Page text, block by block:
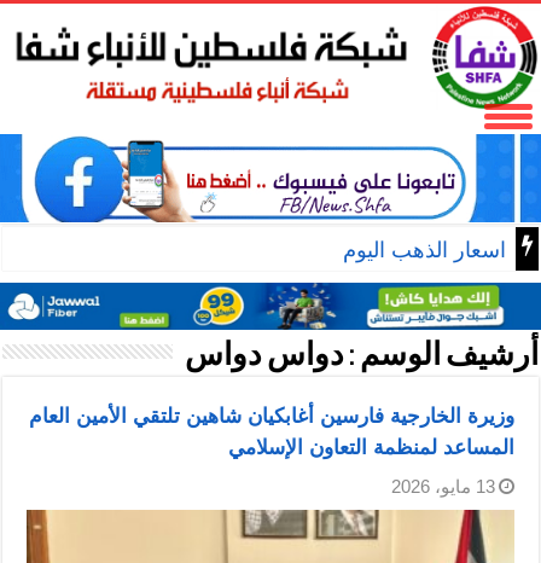
اسعار الذهب اليوم
أرشيف الوسم :دواس دواس
وزيرة الخارجية فارسين أغابكيان شاهين تلتقي الأمين العام
المساعد لمنظمة التعاون الإسلامي
13 مايو، 2026